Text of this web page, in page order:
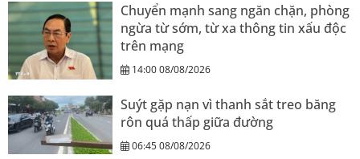
Chuyển mạnh sang ngăn chặn, phòng
ngừa từ sớm, từ xa thông tin xấu độc
trên mạng
14:00 08/08/2026
Suýt gặp nạn vì thanh sắt treo băng
rôn quá thấp giữa đường
06:45 08/08/2026